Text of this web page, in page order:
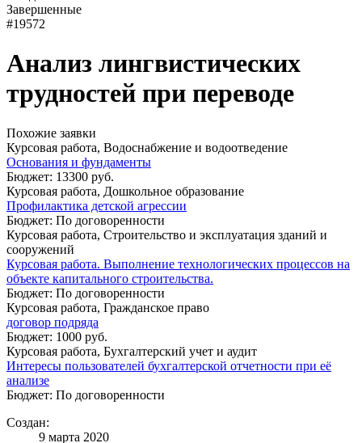
Завершенные
#19572
Анализ лингвистических
трудностей при переводе
Похожие заявки
Курсовая работа, Водоснабжение и водоотведение
Основания и фундаменты
Бюджет: 13300 руб.
Курсовая работа, Дошкольное образование
Профилактика детской агрессии
Бюджет: По договоренности
Курсовая работа, Строительство и эксплуатация зданий и
сооружений
Курсовая работа. Выполнение технологических процессов на
объекте капитального строительства.
Бюджет: По договоренности
Курсовая работа, Гражданское право
договор подряда
Бюджет: 1000 руб.
Курсовая работа, Бухгалтерский учет и аудит
Интересы пользователей бухгалтерской отчетности при её
анализе
Бюджет: По договоренности
Создан:
9 марта 2020